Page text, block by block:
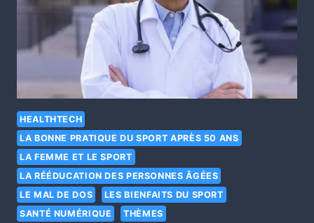
HEALTHTECH
LA BONNE PRATIQUE DU SPORT APRÈS 50 ANS
LA FEMME ET LE SPORT
LA RÉÉDUCATION DES PERSONNES ÂGÉES
LE MAL DE DOS
LES BIENFAITS DU SPORT
SANTÉ NUMÉRIQUE
THÈMES